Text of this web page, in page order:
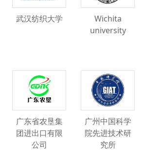
武汉纺织大学
Wichita
university
广东省农垦集
团进出口有限
公司
广州中国科学
院先进技术研
究所